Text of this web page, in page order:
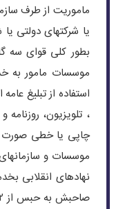
ماموریت از طرف
یا شرکتهای دولتی یا
بطور کلی قوای سه
موسسات مامور به
استفاده از تبلیغ
، تلویزیون،
چاپی یا خطی صورت
موسسات و سازمانهای
نهادهای انقلابی